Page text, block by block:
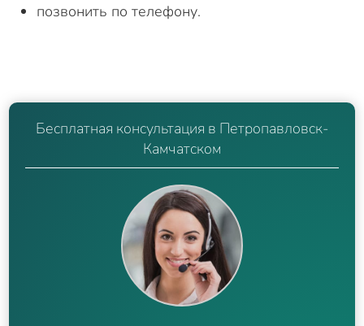
позвонить по телефону.
Бесплатная консультация в Петропавловск-
Камчатском